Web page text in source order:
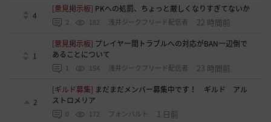
4
[意見掲示板] PKへの処罰、ちょっと厳しくなりすぎてないか
2 182 浅井ジークフリード配信者 22 時間前
1
[意見掲示板] プレイヤー間トラブルへの対応がBAN一辺倒で
あることについて
1 154 浅井ジークフリード配信者 23 時間前
2
[ギルド募集] まだまだメンバー募集中です！ ギルド アル
ストロメリア
0 172 フォンバルト 1 日前